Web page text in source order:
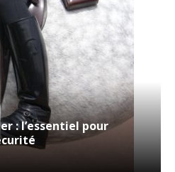
: l’essentiel pour